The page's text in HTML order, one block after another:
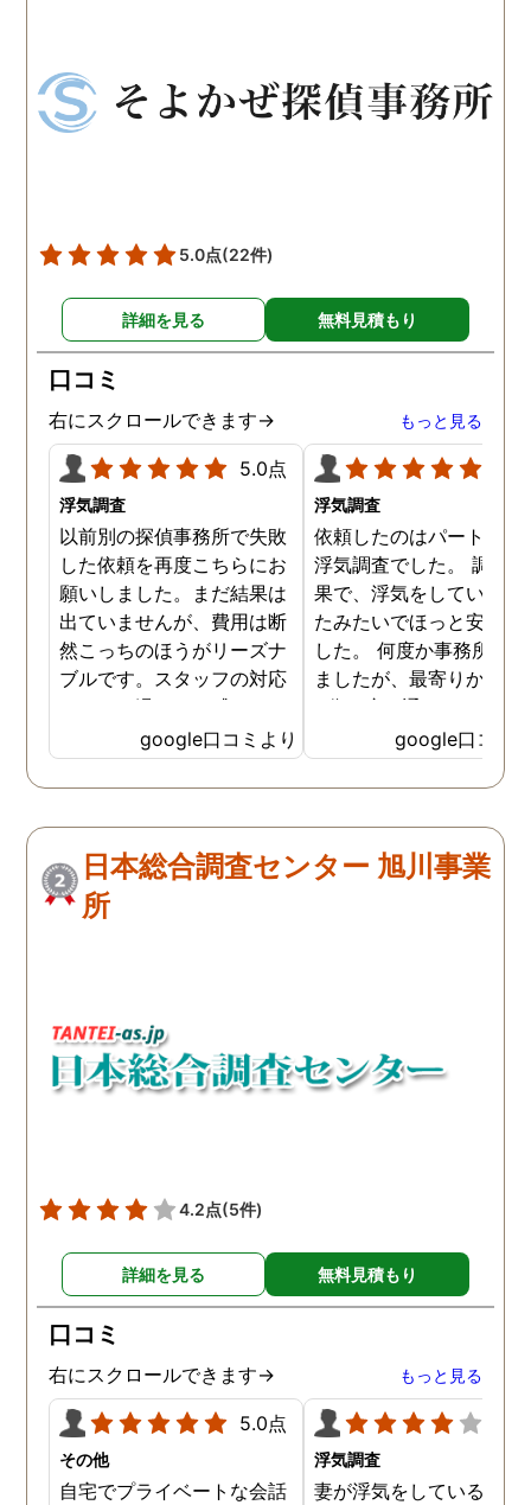
5.0点(22件)
詳細を見る 無料見積もり
口コミ
右にスクロールできます→ もっと見る
5.0点
浮気調査
以前別の探偵事務所で失敗
した依頼を再度こちらにお
願いしました。まだ結果は
出ていませんが、費用は断
然こっちのほうがリーズナ
ブルです。スタッフの対応
なんかも温かみを感じま
す。はじめからこちらにす
ればよかったです😢 …
google口コミより
浮気調査
依頼したのはパートナー
浮気調査でした。 調査
果で、浮気をしていなか
たみたいでほっと安心し
した。 何度か事務所に
ましたが、最寄りから徒
3分程度で通いやすかっ
google口コミ
日本総合調査センター 旭川事業
所
4.2点(5件)
詳細を見る 無料見積もり
口コミ
右にスクロールできます→ もっと見る
5.0点
その他
自宅でプライベートな会話
浮気調査
妻が浮気をしていると思